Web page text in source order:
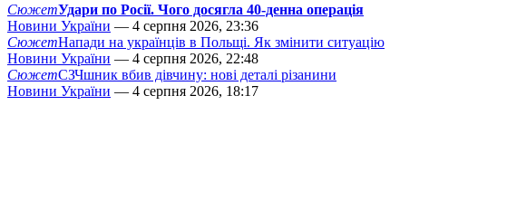
СюжетУдари по Росії. Чого досягла 40-денна операція
Новини України — 4 серпня 2026, 23:36
СюжетНапади на українців в Польщі. Як змінити ситуацію
Новини України — 4 серпня 2026, 22:48
СюжетСЗЧшник вбив дівчину: нові деталі різанини
Новини України — 4 серпня 2026, 18:17